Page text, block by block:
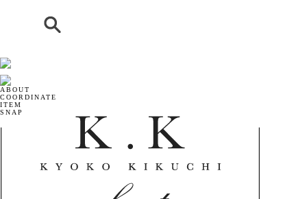
ABOUT
COORDINATE
ITEM
SNAP